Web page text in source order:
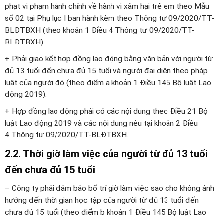
phạt vi phạm hành chính về hành vi xâm hại trẻ em theo Mẫu
số 02 tại Phụ lục I ban hành kèm theo Thông tư 09/2020/TT-
BLĐTBXH (theo khoản 1 Điều 4 Thông tư 09/2020/TT-
BLĐTBXH).
+ Phải giao kết hợp đồng lao động bằng văn bản với người từ
đủ 13 tuổi đến chưa đủ 15 tuổi và người đại diện theo pháp
luật của người đó (theo điểm a khoản 1 Điều 145 Bộ luật Lao
động 2019).
+ Hợp đồng lao động phải có các nội dung theo Điều 21 Bộ
luật Lao động 2019 và các nội dung nêu tại khoản 2 Điều
4 Thông tư 09/2020/TT-BLĐTBXH.
2.2. Thời giờ làm việc của người từ đủ 13 tuổi
đến chưa đủ 15 tuổi
– Công ty phải đảm bảo bố trí giờ làm việc sao cho không ảnh
hưởng đến thời gian học tập của người từ đủ 13 tuổi đến
chưa đủ 15 tuổi (theo điểm b khoản 1 Điều 145 Bộ luật Lao